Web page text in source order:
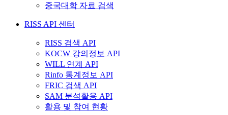
중국대학 자료 검색
RISS API 센터
RISS 검색 API
KOCW 강의정보 API
WILL 연계 API
Rinfo 통계정보 API
FRIC 검색 API
SAM 분석활용 API
활용 및 참여 현황